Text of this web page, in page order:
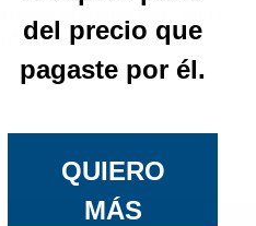
rentas en el propietario por la
de forma gratuita de un
familiar
del precio que
pagaste por él.
QUIERO
MÁS